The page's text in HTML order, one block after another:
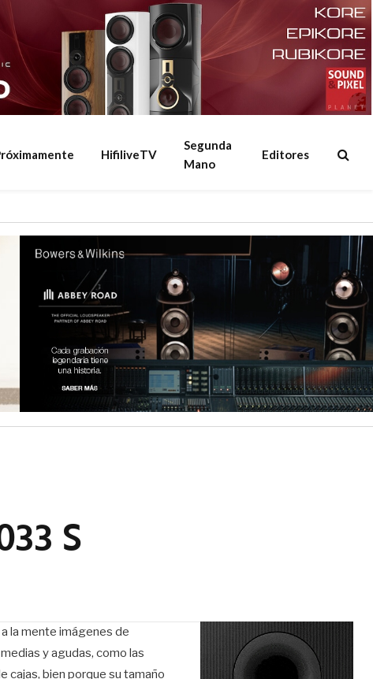
HifiliveTV
Segunda
Mano
Editores
S
la mente imágenes de
y agudas, como las
cajas, bien porque su tamaño